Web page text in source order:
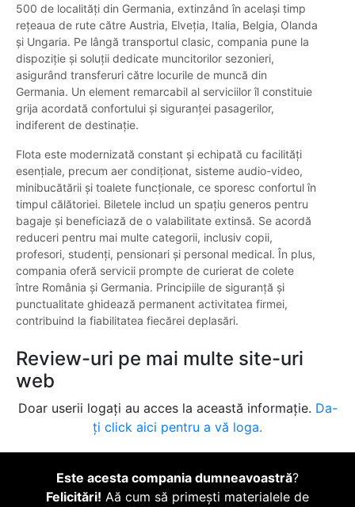
500 de localități din Germania, extinzând în același timp
rețeaua de rute către Austria, Elveția, Italia, Belgia, Olanda
și Ungaria. Pe lângă transportul clasic, compania pune la
dispoziție și soluții dedicate muncitorilor sezonieri,
asigurând transferuri către locurile de muncă din
Germania. Un element remarcabil al serviciilor îl constituie
grija acordată confortului și siguranței pasagerilor,
indiferent de destinație.
Flota este modernizată constant și echipată cu facilități
esențiale, precum aer condiționat, sisteme audio-video,
minibucătării și toalete funcționale, ce sporesc confortul în
timpul călătoriei. Biletele includ un spațiu generos pentru
bagaje și beneficiază de o valabilitate extinsă. Se acordă
reduceri pentru mai multe categorii, inclusiv copii,
profesori, studenți, pensionari și personal medical. În plus,
compania oferă servicii prompte de curierat de colete
între România și Germania. Principiile de siguranță și
punctualitate ghidează permanent activitatea firmei,
contribuind la fiabilitatea fiecărei deplasări.
Review-uri pe mai multe site-uri
web
Doar userii logați au acces la această informație. Da-
ți click aici pentru a vă loga.
Este acesta compania dumneavoastră?
Felicitări! Aă cum să primești materialele de